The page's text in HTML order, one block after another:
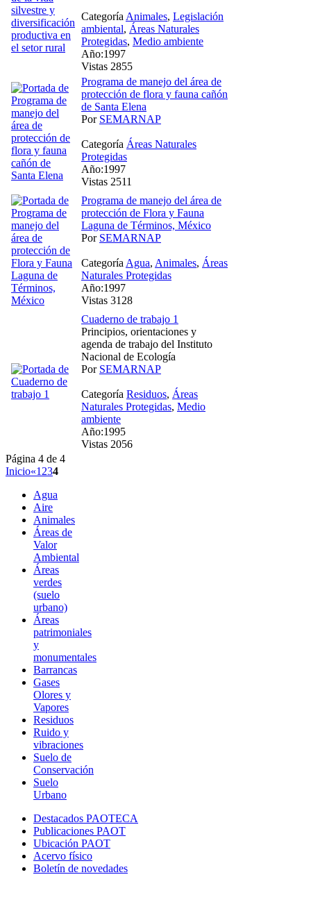
Categoría Animales, Legislación
ambiental, Áreas Naturales
Protegidas, Medio ambiente
Año:1997
Vistas 2855
Programa de manejo del área de
protección de flora y fauna cañón
de Santa Elena
Por SEMARNAP
Categoría Áreas Naturales
Protegidas
Año:1997
Vistas 2511
Programa de manejo del área de
protección de Flora y Fauna
Laguna de Términos, México
Por SEMARNAP
Categoría Agua, Animales, Áreas
Naturales Protegidas
Año:1997
Vistas 3128
Cuaderno de trabajo 1
Principios, orientaciones y
agenda de trabajo del Instituto
Nacional de Ecología
Por SEMARNAP
Categoría Residuos, Áreas
Naturales Protegidas, Medio
ambiente
Año:1995
Vistas 2056
Página 4 de 4
Inicio«1 234
Agua
Aire
Animales
Áreas de
Valor
Ambiental
Áreas
verdes
(suelo
urbano)
Áreas
patrimoniales
y
monumentales
Barrancas
Gases
Olores y
Vapores
Residuos
Ruido y
vibraciones
Suelo de
Conservación
Suelo
Urbano
Destacados PAOTECA
Publicaciones PAOT
Ubicación PAOT
Acervo físico
Boletín de novedades